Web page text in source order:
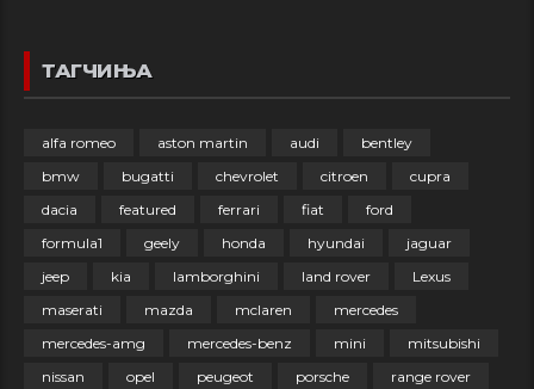
ТАГЧИЊА
alfa romeo aston martin audi
bentley
bmw
bugatti chevrolet citroen
cupra
dacia
featured ferrari fiat
ford
formula1
geely honda hyundai
jaguar
jeep
kia lamborghini land rover
Lexus
maserati
mazda mclaren
mercedes
mercedes-amg
mercedes-benz mini
mitsubishi
nissan
opel peugeot porsche
range rover